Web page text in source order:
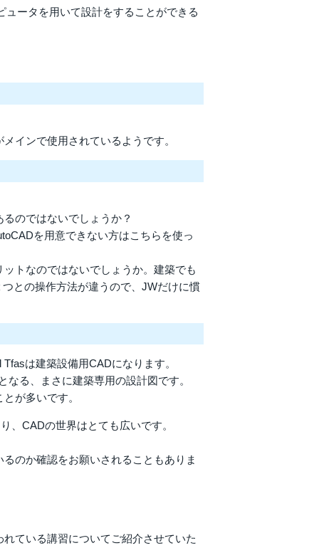
ータを用いて設計をすることができる
インで使用されているようです。
のではないでしょうか？
を用意できない方はこちらを使っ
トなのではないでしょうか。建築でも
との操作方法が違うので、JWだけに慣
は建築設備用CADになります。
る、まさに建築専用の設計図です。
が多いです。
、CADの世界はとても広いです。
のか確認をお願いされることもありま
ている講習についてご紹介させていた